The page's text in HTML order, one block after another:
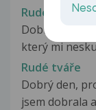
Rudé tváře
Dobrý den.
který mi
Rudé tváře
Dobrý den,
jsem dobrala